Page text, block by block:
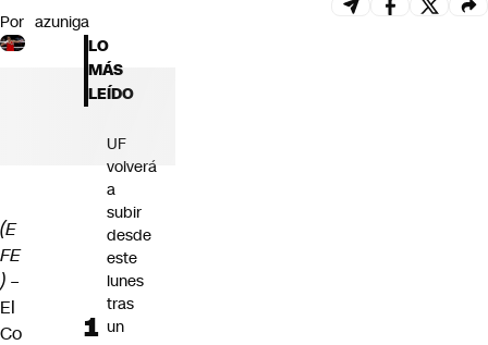
Por azuniga
(E
FE
) –
El
Co
LO
MÁS
LEÍDO
UF
volverá
a
subir
desde
este
lunes
tras
un